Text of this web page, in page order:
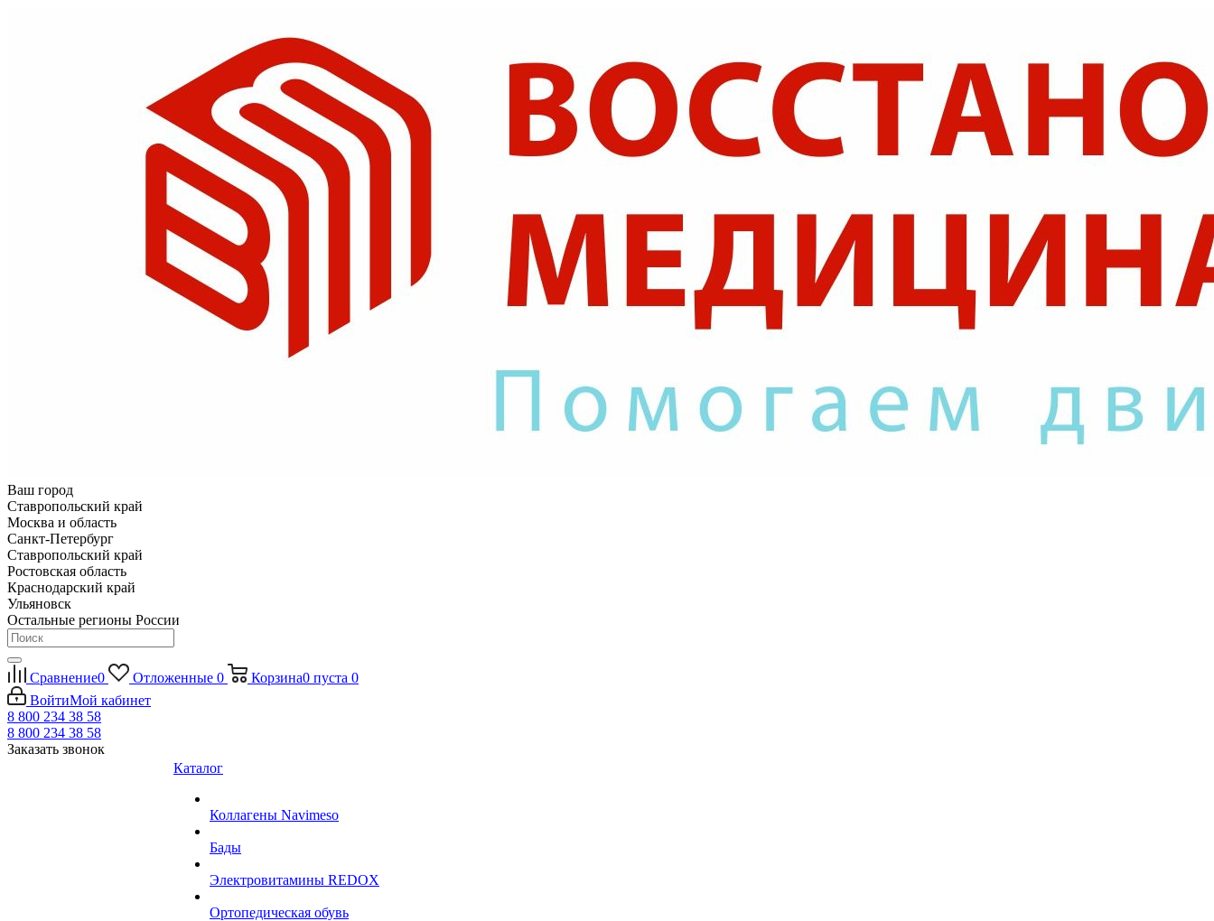
Ваш город
Ставропольский край
Москва и область
Санкт-Петербург
Ставропольский край
Ростовская область
Краснодарский край
Ульяновск
Остальные регионы России
Сравнение0 Отложенные 0 Корзина0 пуста 0
ВойтиМой кабинет
8 800 234 38 58
8 800 234 38 58
Заказать звонок
Каталог
Коллагены Navimeso
Бады
Электровитамины REDOX
Ортопедическая обувь